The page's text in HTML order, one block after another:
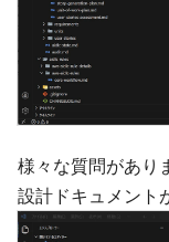
様々な質問があり
設計ドキュメント